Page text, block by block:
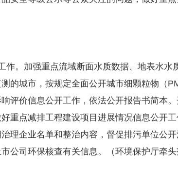
加强重点流域断面水质数据、地表水水
的城市，按规定全面公开城市细颗粒物（
评价信息公开工作，依法公开报告书简本
重点减排工程建设项目进展情况信息公开
理企业名单和整治内容，督促排污单位公
公司环保核查有关信息。（环境保护厅牵头